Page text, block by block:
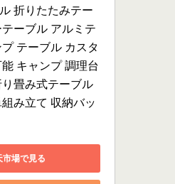
折りたたみテー
ーブル アルミテ
テーブル カスタ
キャンプ 調理台
畳み式テーブル
み立て 収納バッ
市場で見る